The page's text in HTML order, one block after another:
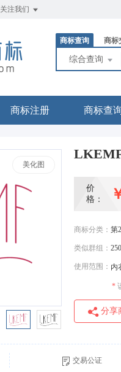
关注我们
商标查询 商标
综合查询
商标注册 商标查
美化图
价
格：
商标分类： 第
类似群组：
使用范围： 内
*
分享
交易公证